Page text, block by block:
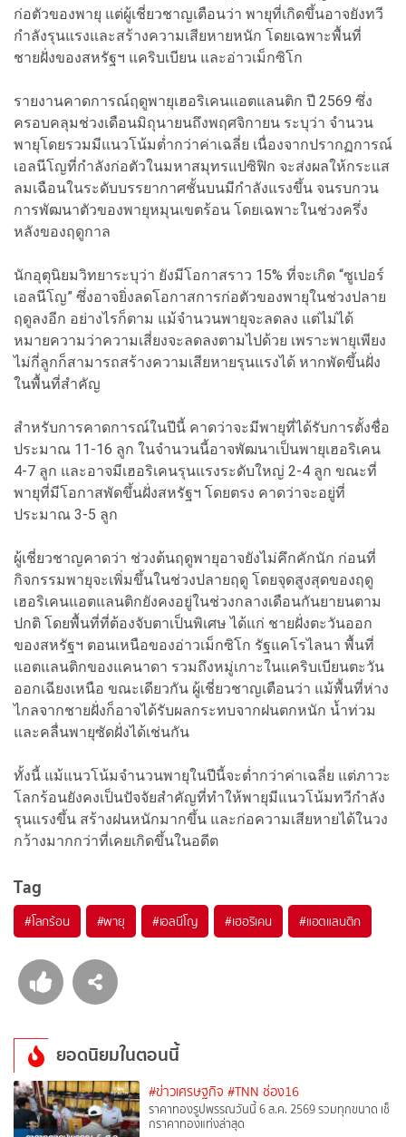
ก่อตัวของพายุ แต่ผู้เชี่ยวชาญเตือนว่า พายุที่เกิดขึ้นอาจยังทวี
กำลังรุนแรงและสร้างความเสียหายหนัก โดยเฉพาะพื้นที่
ชายฝั่งของสหรัฐฯ แคริบเบียน และอ่าวเม็กซิโก
รายงานคาดการณ์ฤดูพายุเฮอริเคนแอตแลนติก ปี 2569 ซึ่ง
ครอบคลุมช่วงเดือนมิถุนายนถึงพฤศจิกายน ระบุว่า จำนวน
พายุโดยรวมมีแนวโน้มต่ำกว่าค่าเฉลี่ย เนื่องจากปรากฏการณ์
เอลนีโญที่กำลังก่อตัวในมหาสมุทรแปซิฟิก จะส่งผลให้กระแส
ลมเฉือนในระดับบรรยากาศชั้นบนมีกำลังแรงขึ้น จนรบกวน
การพัฒนาตัวของพายุหมุนเขตร้อน โดยเฉพาะในช่วงครึ่ง
หลังของฤดูกาล
นักอุตุนิยมวิทยาระบุว่า ยังมีโอกาสราว 15% ที่จะเกิด “ซูเปอร์
เอลนีโญ” ซึ่งอาจยิ่งลดโอกาสการก่อตัวของพายุในช่วงปลาย
ฤดูลงอีก อย่างไรก็ตาม แม้จำนวนพายุจะลดลง แต่ไม่ได้
หมายความว่าความเสี่ยงจะลดลงตามไปด้วย เพราะพายุเพียง
ไม่กี่ลูกก็สามารถสร้างความเสียหายรุนแรงได้ หากพัดขึ้นฝั่ง
ในพื้นที่สำคัญ
สำหรับการคาดการณ์ในปีนี้ คาดว่าจะมีพายุที่ได้รับการตั้งชื่อ
ประมาณ 11-16 ลูก ในจำนวนนี้อาจพัฒนาเป็นพายุเฮอริเคน
4-7 ลูก และอาจมีเฮอริเคนรุนแรงระดับใหญ่ 2-4 ลูก ขณะที่
พายุที่มีโอกาสพัดขึ้นฝั่งสหรัฐฯ โดยตรง คาดว่าจะอยู่ที่
ประมาณ 3-5 ลูก
ผู้เชี่ยวชาญคาดว่า ช่วงต้นฤดูพายุอาจยังไม่คึกคักนัก ก่อนที่
กิจกรรมพายุจะเพิ่มขึ้นในช่วงปลายฤดู โดยจุดสูงสุดของฤดู
เฮอริเคนแอตแลนติกยังคงอยู่ในช่วงกลางเดือนกันยายนตาม
ปกติ โดยพื้นที่ที่ต้องจับตาเป็นพิเศษ ได้แก่ ชายฝั่งตะวันออก
ของสหรัฐฯ ตอนเหนือของอ่าวเม็กซิโก รัฐแคโรไลนา พื้นที่
แอตแลนติกของแคนาดา รวมถึงหมู่เกาะในแคริบเบียนตะวัน
ออกเฉียงเหนือ ขณะเดียวกัน ผู้เชี่ยวชาญเตือนว่า แม้พื้นที่ห่าง
ไกลจากชายฝั่งก็อาจได้รับผลกระทบจากฝนตกหนัก น้ำท่วม
และคลื่นพายุซัดฝั่งได้เช่นกัน
ทั้งนี้ แม้แนวโน้มจำนวนพายุในปีนี้จะต่ำกว่าค่าเฉลี่ย แต่ภาวะ
โลกร้อนยังคงเป็นปัจจัยสำคัญที่ทำให้พายุมีแนวโน้มทวีกำลัง
รุนแรงขึ้น สร้างฝนหนักมากขึ้น และก่อความเสียหายได้ในวง
กว้างมากกว่าที่เคยเกิดขึ้นในอดีต
Tag
#โลกร้อน #พายุ #เอลนีโญ #เฮอริเคน #แอตแลนติก
ยอดนิยมในตอนนี้
#ข่าวเศรษฐกิจ #TNN ช่อง16
ราคาทองรูปพรรณวันนี้ 6 ส.ค. 2569 รวมทุกขนาด เช็
กราคาทองแท่งล่าสุด